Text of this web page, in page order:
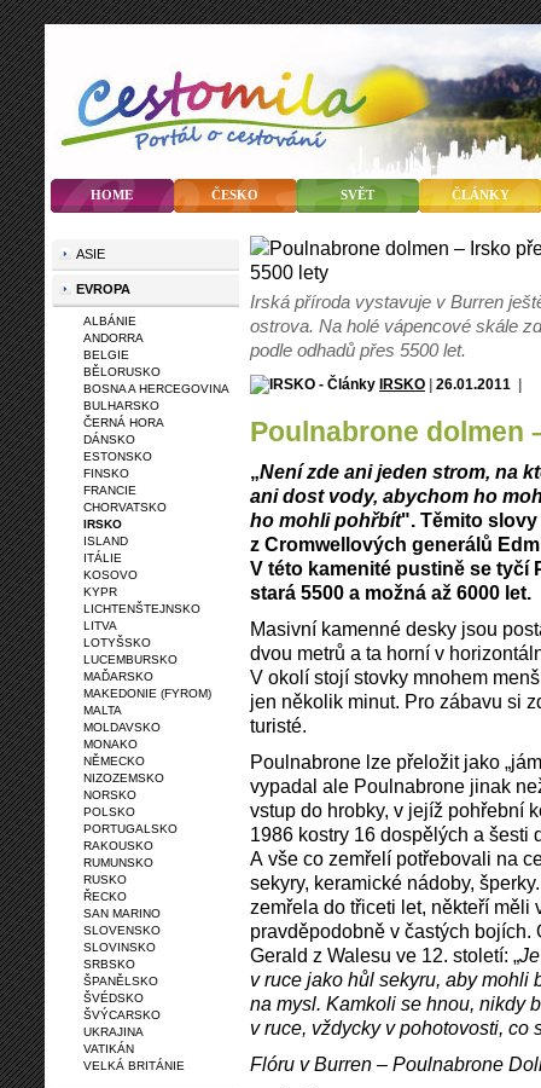
HOME ČESKO SVĚT ČLÁNKY
Irská příroda vystavuje v Burren
ostrova. Na holé vápencové skále
podle odhadů přes 5500 let.
IRSKO | 26.01.2011 |
Poulnabrone
„Není zde ani jeden strom, na
ani dost vody, abychom ho
ho mohli pohřbít". Těmito
z Cromwellových generálů
V této kamenité pustině se tyčí
stará 5500 a možná až 6000 let.
Masivní kamenné desky jsou
dvou metrů a ta horní v
V okolí stojí stovky mnohem
jen několik minut. Pro zábavu si
turisté.
Poulnabrone lze přeložit jako
vypadal ale Poulnabrone jinak
vstup do hrobky, v jejíž pohřební
1986 kostry 16 dospělých a šesti
A vše co zemřelí potřebovali na
sekyry, keramické nádoby,
zemřela do třiceti let, někteří měli
pravděpodobně v častých
Gerald z Walesu ve 12. století: „
v ruce jako hůl sekyru, aby mohli
na mysl. Kamkoli se hnou, nikdy
v ruce, vždycky v pohotovosti, co
Flóru v Burren – Poulnabrone
ASIE
EVROPA
ALBÁNIE
ANDORRA
BELGIE
BĚLORUSKO
BOSNA A HERCEGOVINA
BULHARSKO
ČERNÁ HORA
DÁNSKO
ESTONSKO
FINSKO
FRANCIE
CHORVATSKO
IRSKO
ISLAND
ITÁLIE
KOSOVO
KYPR
LICHTENŠTEJNSKO
LITVA
LOTYŠSKO
LUCEMBURSKO
MAĎARSKO
MAKEDONIE (FYROM)
MALTA
MOLDAVSKO
MONAKO
NĚMECKO
NIZOZEMSKO
NORSKO
POLSKO
PORTUGALSKO
RAKOUSKO
RUMUNSKO
RUSKO
ŘECKO
SAN MARINO
SLOVENSKO
SLOVINSKO
SRBSKO
ŠPANĚLSKO
ŠVÉDSKO
ŠVÝCARSKO
UKRAJINA
VATIKÁN
VELKÁ BRITÁNIE